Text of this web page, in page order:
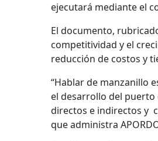
ejecutará mediante el
El documento,
competitividad y el
reducción de costos y
“Hablar de manzanillo
el desarrollo del puerto
directos e indirectos y
que administra